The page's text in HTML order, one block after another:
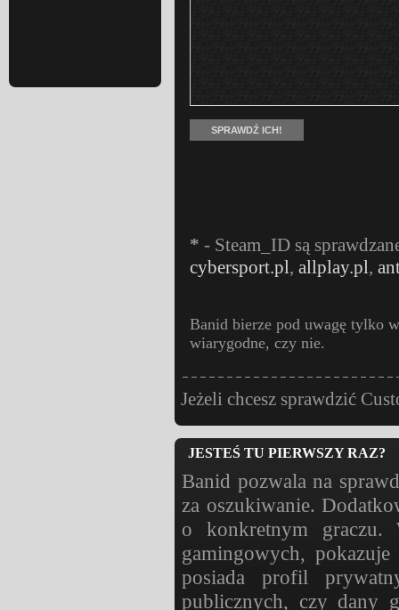
* - Steam_ID są
cybersport.pl, allplay.pl,
Banid bierze pod uwagę tylko
wiarygodne, czy nie.
Jeżeli chcesz sprawdzić
JESTEŚ TU PIERWSZY RAZ?
Banid pozwala na
za oszukiwanie.
o konkretnym graczu.
gamingowych,
posiada profil
publicznych, czy dany